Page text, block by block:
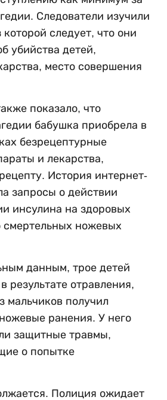
Следователи изучили
следует, что они
убийства детей,
место совершения
показало, что
бабушка приобрела в
безрецептурные
и лекарства,
История интернет-
запросы о действии
инсулина на здоровых
ножевых
данным, трое детей
результате отравления,
мальчиков получил
ранения. У него
защитные травмы,
о попытке
Полиция ожидает